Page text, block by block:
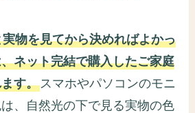
物を見てから決めればよかっ
ネット完結で購入したご家庭
す。 スマホやパソコンのモニ
、自然光の下で見る実物の色